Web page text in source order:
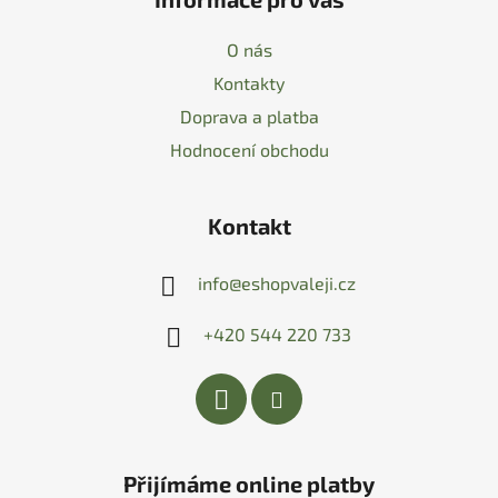
O nás
Kontakty
Doprava a platba
Hodnocení obchodu
Kontakt
info@eshopvaleji.cz
+420 544 220 733
Přijímáme online platby